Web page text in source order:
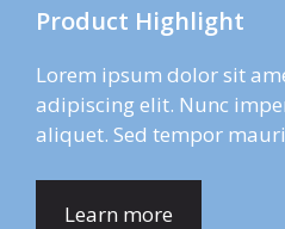
Product Highlight
Lorem ipsum dolor sit
adipiscing elit. Nunc
aliquet. Sed tempor
Learn more